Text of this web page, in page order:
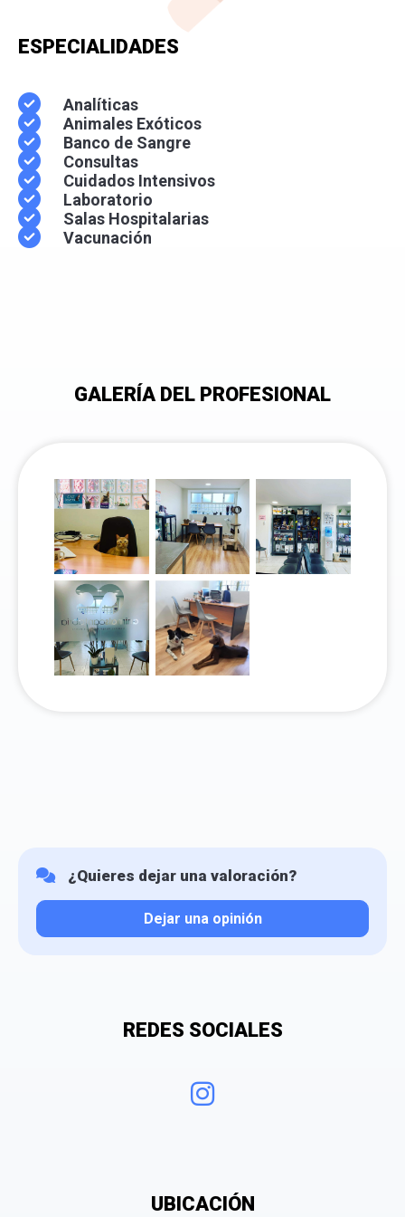
ESPECIALIDADES
Analíticas
Animales Exóticos
Banco de Sangre
Consultas
Cuidados Intensivos
Laboratorio
Salas Hospitalarias
Vacunación
GALERÍA DEL PROFESIONAL
¿Quieres dejar una valoración?
Dejar una opinión
REDES SOCIALES
UBICACIÓN